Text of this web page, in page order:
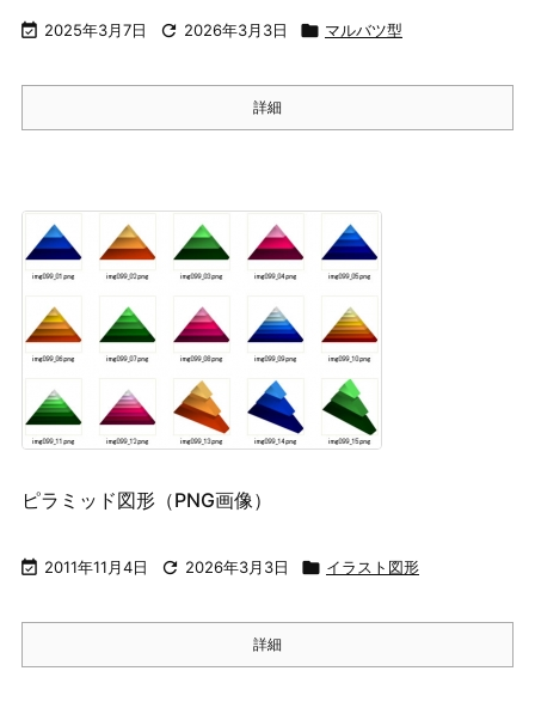
 2025年3月7日  2026年3月3日  マルバツ型
詳細
ピラミッド図形（PNG画像）
 2011年11月4日  2026年3月3日  イラスト図形
詳細